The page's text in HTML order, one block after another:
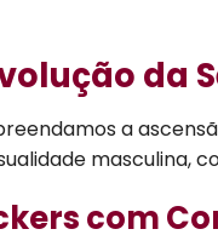
da
a
masculina,
com